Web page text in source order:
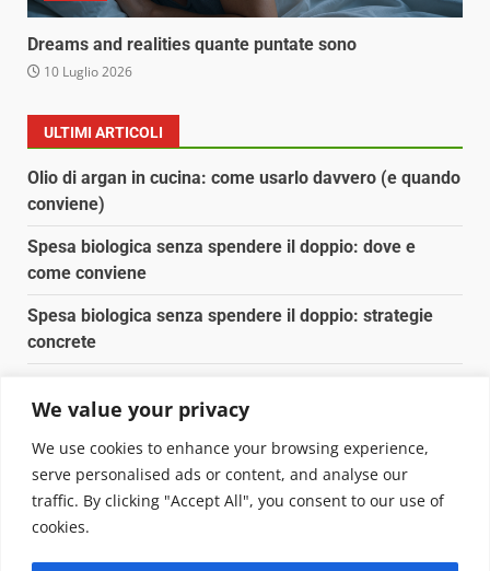
We value your privacy
We use cookies to enhance your browsing experience,
serve personalised ads or content, and analyse our
traffic. By clicking "Accept All", you consent to our use of
cookies.
Dreams and realities quante puntate sono
10 Luglio 2026
ULTIMI ARTICOLI
Olio di argan in cucina: come usarlo davvero (e quando
conviene)
Spesa biologica senza spendere il doppio: dove e
come conviene
Spesa biologica senza spendere il doppio: strategie
concrete
Pulizia naturale della casa: 3 ingredienti che
sostituiscono 10 prodotti chimici
Copyright © 2025 Biopianeta.it proprietà di Jws Media